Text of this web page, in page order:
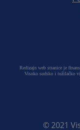
Redizajn web stranice je
Visoko sudsko i tužilačko
© 2021